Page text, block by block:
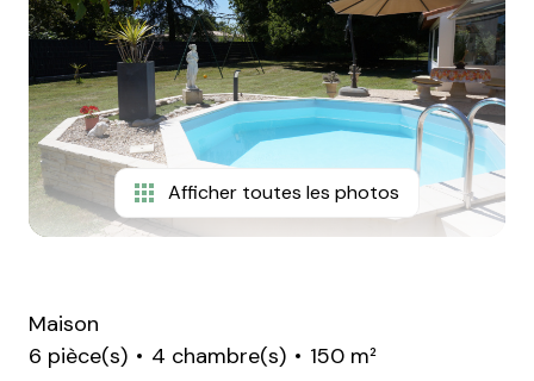
NOUS
CONTACTER
Afficher toutes les photos
Maison
6 pièce(s)
4 chambre(s)
150 m²